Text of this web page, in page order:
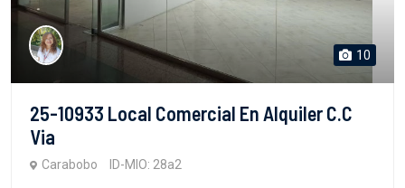
10
25-10933 Local Comercial En Alquiler C.C
Via
Carabobo ID-MIO: 28a2